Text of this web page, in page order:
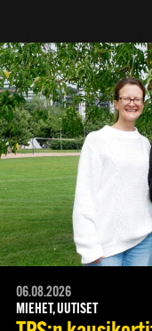
06.08.2026
MIEHET, UUTISET